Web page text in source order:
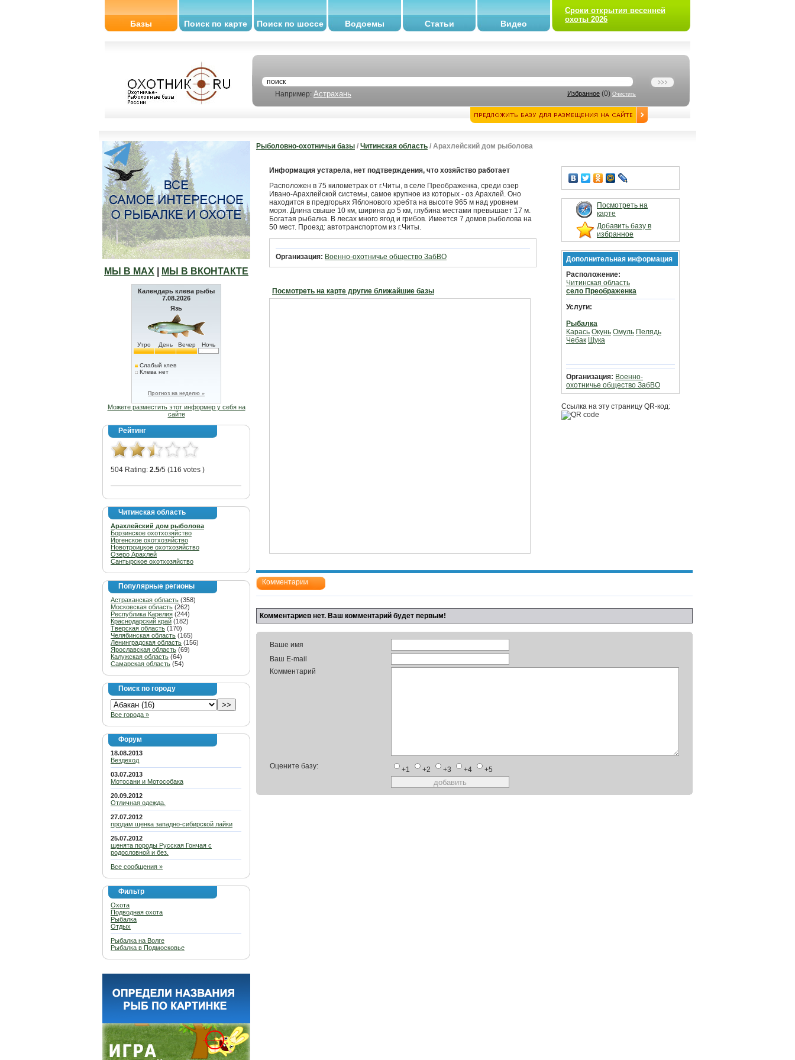
Базы Поиск по карте Поиск по шоссе Водоемы Статьи Видео
Сроки открытия весенней
охоты 2026
Например: Астрахань Избранное (0) Очистить
МЫ В МАХ МЫ В ВКОНТАКТЕ
Календарь клева рыбы
7.08.2026
Язь
Утро День Вечер Ночь
Слабый клев
Клева нет
Прогноз на неделю »
Можете разместить этот информер у себя на
сайте
Рейтинг
504 Rating: 2.5/5 (116 votes )
Читинская область
Арахлейский дом рыболова
Борзинское охотхозяйство
Иргенское охотхозяйство
Новотроицкое охотхозяйство
Озеро Арахлей
Сантырское охотхозяйство
Популярные регионы
Астраханская область (358)
Московская область (262)
Республика Карелия (244)
Краснодарский край (182)
Тверская область (170)
Челябинская область (165)
Ленинградская область (156)
Ярославская область (69)
Калужская область (64)
Самарская область (54)
Поиск по городу
Все города »
Форум
18.08.2013
Вездеход
03.07.2013
Мотосани и Мотособака
20.09.2012
Отличная одежда.
27.07.2012
продам щенка западно-сибирской лайки
25.07.2012
щенята породы Русская Гончая с
родословной и без.
Все сообщения »
Фильтр
Охота
Подводная охота
Рыбалка
Отдых
Рыбалка на Волге
Рыбалка в Подмосковье
Рыболовно-охотничьи базы / Читинская область / Арахлейский дом рыболова
Информация устарела, нет подтверждения, что хозяйство работает
Расположен в 75 километрах от г.Читы, в селе Преображенка, среди озер
Ивано-Арахлейской системы, самое крупное из которых - оз.Арахлей. Оно
находится в предгорьях Яблонового хребта на высоте 965 м над уровнем
моря. Длина свыше 10 км, ширина до 5 км, глубина местами превышает 17 м.
Богатая рыбалка. В лесах много ягод и грибов. Имеется 7 домов рыболова на
50 мест. Проезд: автотранспортом из г.Читы.
Организация: Военно-охотничье общество ЗабВО
Посмотреть на карте другие ближайшие базы
Посмотреть на
карте
Добавить базу в
избранное
Дополнительная информация
Расположение:
Читинская область
село Преображенка
Услуги:
Рыбалка
Карась Окунь Омуль Пелядь
Чебак Щука
Организация: Военно-
охотничье общество ЗабВО
Ссылка на эту страницу QR-код:
Комментарии
Комментариев нет. Ваш комментарий будет первым!
Ваше имя
Ваш E-mail
Комментарий
Оцените базу: +1 +2 +3 +4 +5